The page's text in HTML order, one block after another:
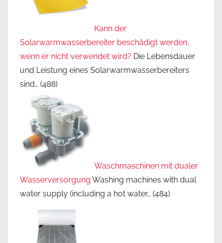
Kann der
Solarwarmwasserbereiter beschädigt werden,
wenn er nicht verwendet wird? Die Lebensdauer
und Leistung eines Solarwarmwasserbereiters
sind… (488)
Waschmaschinen mit dualer
Wasserversorgung Washing machines with dual
water supply (including a hot water… (484)